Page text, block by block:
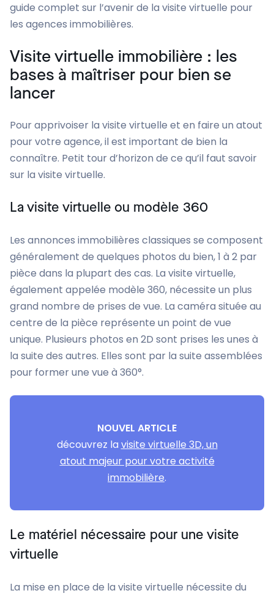
guide complet sur l’avenir de la visite virtuelle pour
les agences immobilières.
Visite virtuelle immobilière : les
bases à maîtriser pour bien se
lancer
Pour apprivoiser la visite virtuelle et en faire un atout
pour votre agence, il est important de bien la
connaître. Petit tour d’horizon de ce qu’il faut savoir
sur la visite virtuelle.
La visite virtuelle ou modèle 360
Les annonces immobilières classiques se composent
généralement de quelques photos du bien, 1 à 2 par
pièce dans la plupart des cas. La visite virtuelle,
également appelée modèle 360, nécessite un plus
grand nombre de prises de vue. La caméra située au
centre de la pièce représente un point de vue
unique. Plusieurs photos en 2D sont prises les unes à
la suite des autres. Elles sont par la suite assemblées
pour former une vue à 360°.
NOUVEL ARTICLE
découvrez la visite virtuelle 3D, un
atout majeur pour votre activité
immobilière.
Le matériel nécessaire pour une visite
virtuelle
La mise en place de la visite virtuelle nécessite du